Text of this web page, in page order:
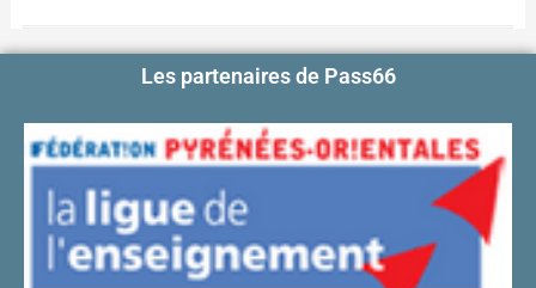
Les partenaires de Pass66